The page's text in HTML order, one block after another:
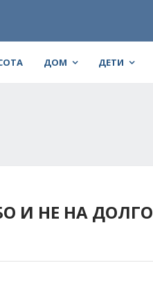
ДОМ ДЕТИ
И НЕ НА ДОЛГО